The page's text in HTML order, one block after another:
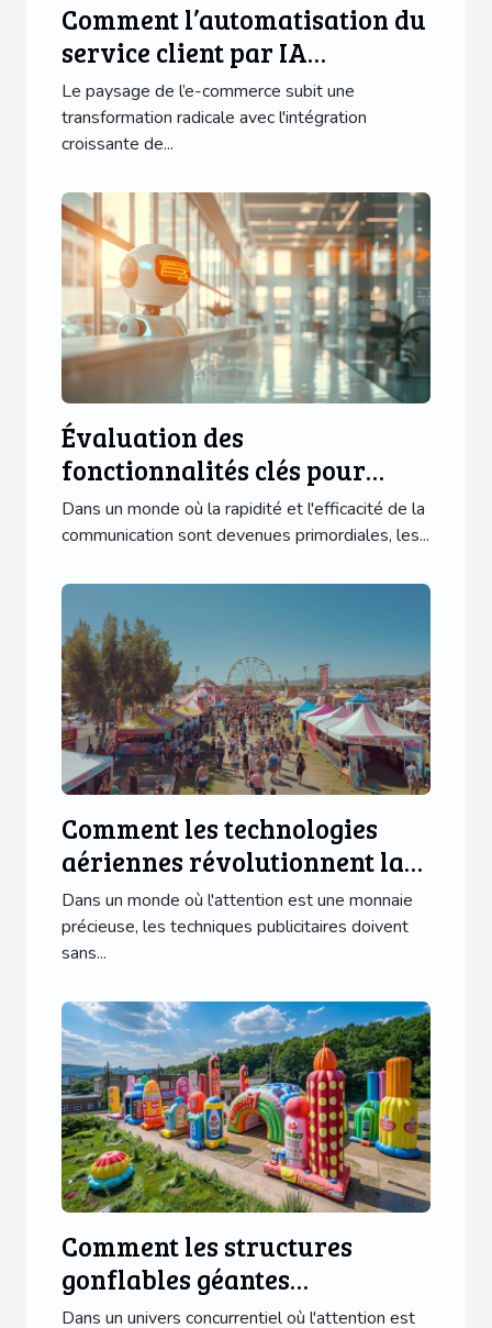
Comment l’automatisation du
service client par IA
transforme l’e-commerce
Le paysage de l’e-commerce subit une
transformation radicale avec l'intégration
croissante de...
Évaluation des
fonctionnalités clés pour
optimiser l'interaction client
via chatbots
Dans un monde où la rapidité et l'efficacité de la
communication sont devenues primordiales, les...
Comment les technologies
aériennes révolutionnent la
publicité événementielle
Dans un monde où l'attention est une monnaie
précieuse, les techniques publicitaires doivent
sans...
Comment les structures
gonflables géantes
transforment le marketing
Dans un univers concurrentiel où l'attention est